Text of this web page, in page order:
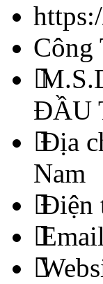
Công
ĐẦU
Địa
Nam
Điện